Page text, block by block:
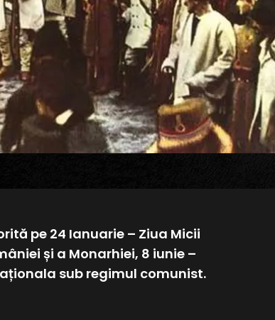
pe 24 Ianuarie – Ziua Micii
și a Monarhiei, 8 iunie –
sub regimul comunist.